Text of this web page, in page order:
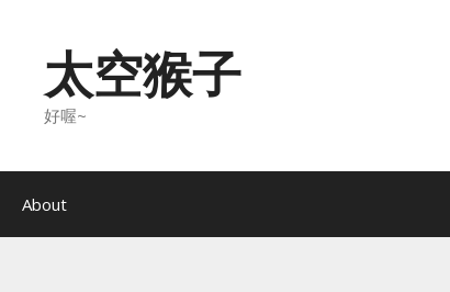
content太空猴子
好喔~
About